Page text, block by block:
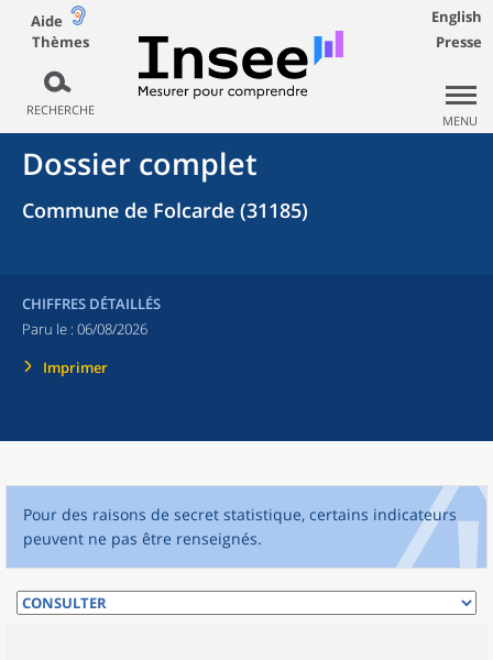
Aide
Thèmes
RECHERCHE
English
Presse
MENU
Dossier complet
Commune de Folcarde (31185)
CHIFFRES DÉTAILLÉS
Paru le : 06/08/2026
Imprimer
Pour des raisons de secret statistique, certains indicateurs
peuvent ne pas être renseignés.